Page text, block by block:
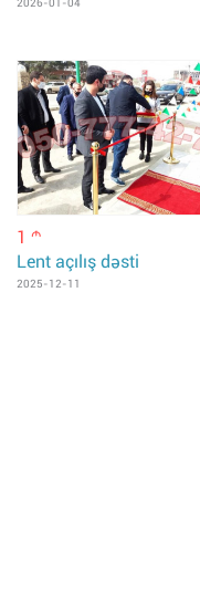
2026-01-04
1 m
Lent açılış dəsti
2025-12-11